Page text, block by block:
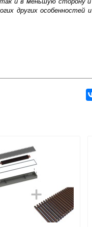
других особенностей и
подъезда